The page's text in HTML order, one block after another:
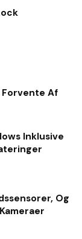
Forvente Af
Inklusive
Og